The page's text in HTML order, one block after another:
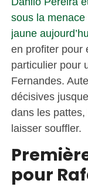
sous la menace
jaune
en profiter pour
particulier pour
Fernandes.
décisives
dans les pattes,
laisser souffler.
pour